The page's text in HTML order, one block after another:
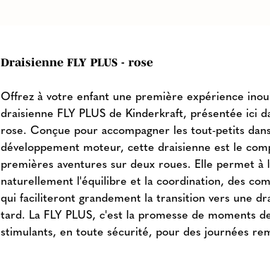
Draisienne FLY PLUS - rose
Offrez à votre enfant une première expérience
draisienne FLY PLUS de Kinderkraft, présentée ici
rose. Conçue pour accompagner les tout-petits
développement moteur, cette draisienne est le
premières aventures sur deux roues. Elle permet à
naturellement l'équilibre et la coordination, des
qui faciliteront grandement la transition vers une
tard. La FLY PLUS, c'est la promesse de moments
stimulants, en toute sécurité, pour des journées